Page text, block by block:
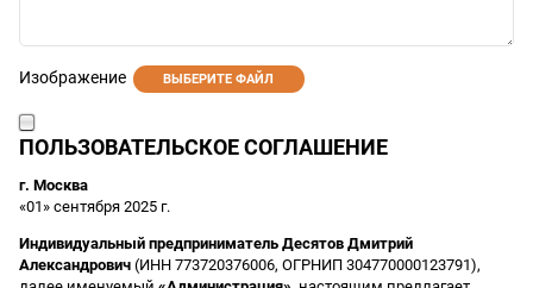
Изображение ВЫБЕРИТЕ ФАЙЛ
ПОЛЬЗОВАТЕЛЬСКОЕ СОГЛАШЕНИЕ
г. Москва
«01» сентября 2025 г.
Индивидуальный предприниматель Десятов Дмитрий
Александрович (ИНН 773720376006, ОГРНИП 304770000123791),